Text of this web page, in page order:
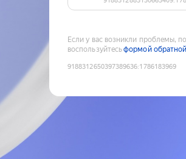
Если у вас возникли проблемы,
воспользуйтесьформой
9188312650397389636:1786183969